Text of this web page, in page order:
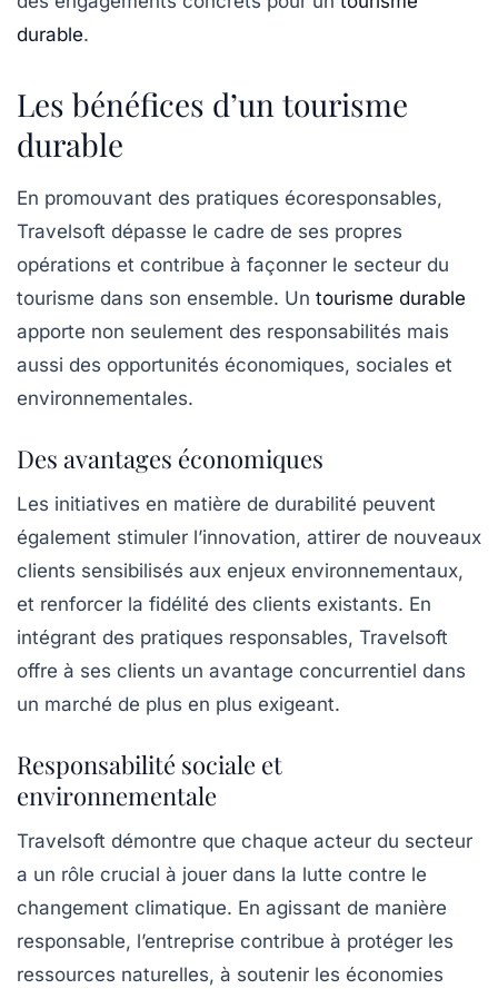
durable.
Les bénéfices d’un tourisme
durable
En promouvant des pratiques écoresponsables,
Travelsoft dépasse le cadre de ses propres
opérations et contribue à façonner le secteur du
tourisme dans son ensemble. Un tourisme durable
apporte non seulement des responsabilités mais
aussi des opportunités économiques, sociales et
environnementales.
Des avantages économiques
Les initiatives en matière de durabilité peuvent
également stimuler l’innovation, attirer de nouveaux
clients sensibilisés aux enjeux environnementaux,
et renforcer la fidélité des clients existants. En
intégrant des pratiques responsables, Travelsoft
offre à ses clients un avantage concurrentiel dans
un marché de plus en plus exigeant.
Responsabilité sociale et
environnementale
Travelsoft démontre que chaque acteur du secteur
a un rôle crucial à jouer dans la lutte contre le
changement climatique. En agissant de manière
responsable, l’entreprise contribue à protéger les
ressources naturelles, à soutenir les économies